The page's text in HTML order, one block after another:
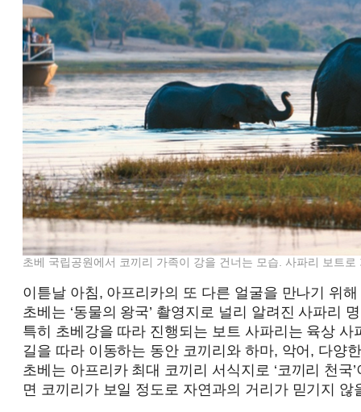
초베 국립공원에서 코끼리 가족이 강을 건너는 모습. 사파리 보트
이튿날 아침, 아프리카의 또 다른 얼굴을 만나기 위
초베는 ‘동물의 왕국’ 촬영지로 널리 알려진 사파리
특히 초베강을 따라 진행되는 보트 사파리는 육상
길을 따라 이동하는 동안 코끼리와 하마, 악어, 다양
초베는 아프리카 최대 코끼리 서식지로 ‘코끼리 천
면 코끼리가 보일 정도로 자연과의 거리가 믿기지 않